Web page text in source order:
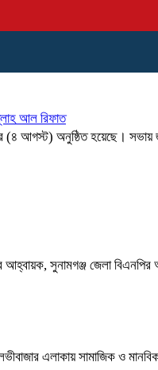
আল রিফাত
আগস্ট) অনুষ্ঠিত হয়েছে।
আহ্বায়ক, সুনামগঞ্জ জেলা
এলাকায় সামাজিক ও